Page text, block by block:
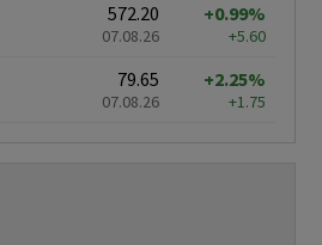
572.20
07.08.26
+0.99%
+5.60
79.65
07.08.26
+2.25%
+1.75